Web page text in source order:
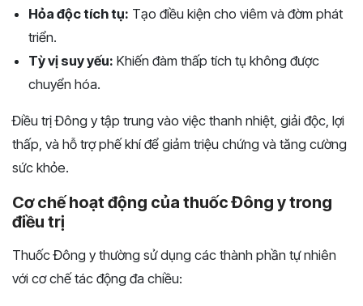
Hỏa độc tích tụ: Tạo điều kiện cho viêm và đờm phát
triển.
Tỳ vị suy yếu: Khiến đàm thấp tích tụ không được
chuyển hóa.
Điều trị Đông y tập trung vào việc thanh nhiệt, giải độc, lợi
thấp, và hỗ trợ phế khí để giảm triệu chứng và tăng cường
sức khỏe.
Cơ chế hoạt động của thuốc Đông y trong
điều trị
Thuốc Đông y thường sử dụng các thành phần tự nhiên
với cơ chế tác động đa chiều: